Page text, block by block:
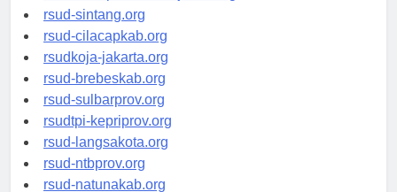
rsudrtnotopuro-sidoarjokab.org
rsud-sintang.org
rsud-cilacapkab.org
rsudkoja-jakarta.org
rsud-brebeskab.org
rsud-sulbarprov.org
rsudtpi-kepriprov.org
rsud-langsakota.org
rsud-ntbprov.org